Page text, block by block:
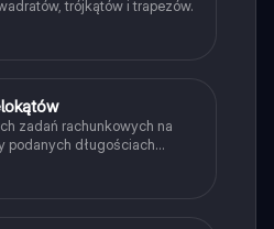
trójkątów i trapezów.
zadań rachunkowych na
podanych długościach